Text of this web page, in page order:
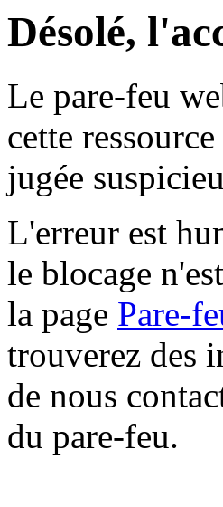
Désolé,
Le pare-feu
cette
jugée
L'erreur est
le blocage
la page Pare-
trouverez des
de nous
du pare-feu.